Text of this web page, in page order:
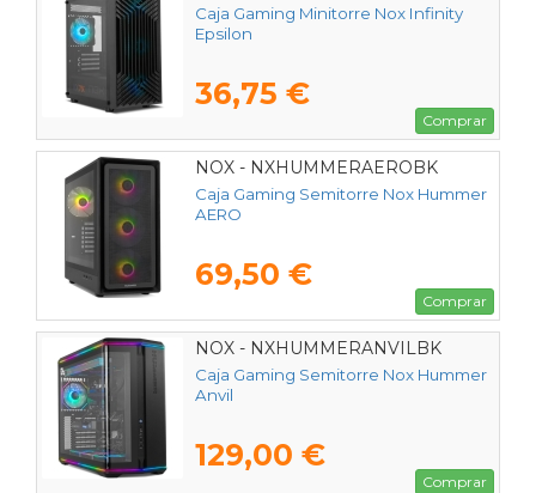
Caja Gaming Minitorre Nox Infinity
Epsilon
36,75 €
Comprar
NOX - NXHUMMERAEROBK
Caja Gaming Semitorre Nox Hummer
AERO
69,50 €
Comprar
NOX - NXHUMMERANVILBK
Caja Gaming Semitorre Nox Hummer
Anvil
129,00 €
Comprar